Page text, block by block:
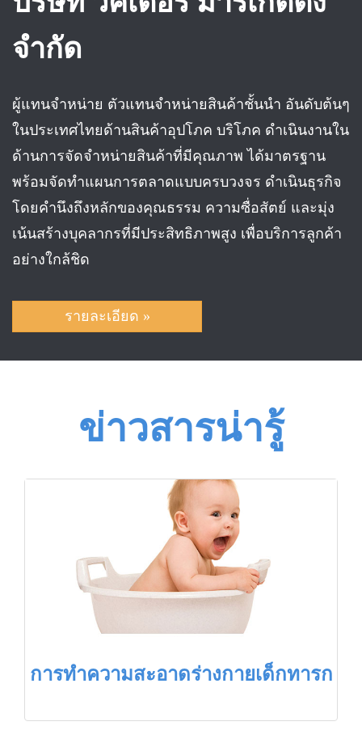
จำกัด
ผู้แทนจำหน่าย ตัวแทนจำหน่ายสินค้าชั้นนำ อันดับต้นๆ
ในประเทศไทยด้านสินค้าอุปโภค บริโภค ดำเนินงานใน
ด้านการจัดจำหน่ายสินค้าที่มีคุณภาพ ได้มาตรฐาน
พร้อมจัดทำแผนการตลาดแบบครบวงจร ดำเนินธุรกิจ
โดยคำนึงถึงหลักของคุณธรรม ความซื่อสัตย์ และมุ่ง
เน้นสร้างบุคลากรที่มีประสิทธิภาพสูง เพื่อบริการลูกค้า
อย่างใกล้ชิด
รายละเอียด »
ข่าวสารน่ารู้
การทำความสะอาดร่างกายเด็กทารก